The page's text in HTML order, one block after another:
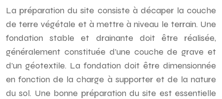
La préparation du site consiste à décaper la couche
de terre végétale et à mettre à niveau le terrain. Une
fondation stable et drainante doit être réalisée,
généralement constituée d’une couche de grave et
d’un géotextile. La fondation doit être dimensionnée
en fonction de la charge à supporter et de la nature
du sol. Une bonne préparation du site est essentielle